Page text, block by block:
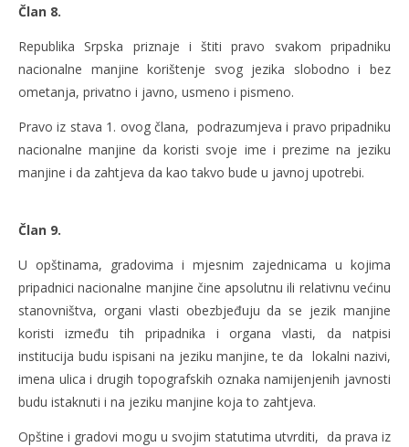
Član 8.
Republika Srpska priznaje i štiti pravo svakom pripadniku
nacionalne manjine korištenje svog jezika slobodno i bez
ometanja, privatno i javno, usmeno i pismeno.
Pravo iz stava 1. ovog člana, podrazumjeva i pravo pripadniku
nacionalne manjine da koristi svoje ime i prezime na jeziku
manjine i da zahtjeva da kao takvo bude u javnoj upotrebi.
Član 9.
U opštinama, gradovima i mjesnim zajednicama u kojima
pripadnici nacionalne manjine čine apsolutnu ili relativnu većinu
stanovništva, organi vlasti obezbjeđuju da se jezik manjine
koristi između tih pripadnika i organa vlasti, da natpisi
institucija budu ispisani na jeziku manjine, te da lokalni nazivi,
imena ulica i drugih topografskih oznaka namijenjenih javnosti
budu istaknuti i na jeziku manjine koja to zahtjeva.
Opštine i gradovi mogu u svojim statutima utvrditi, da prava iz